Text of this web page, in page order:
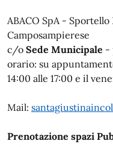
ABACO SpA -
Camposampierese
c/o Sede Municipale -
orario: su
14:00 alle 17:00 e il
Mail:
Prenotazione spazi